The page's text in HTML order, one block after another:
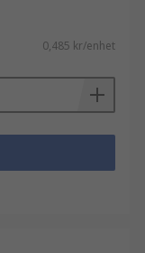
0,485 kr/enhet